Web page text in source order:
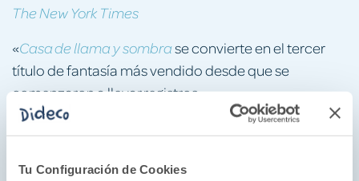
Tu Configuración de Cookies
The New York Times
«Casa de llama y sombrase convierte en el tercer
título de fantasía más vendido desde que se
comenzaron a llevar registros».
The Guardian
Obviamente, es un libro de Sarah J. Maas, sabía que